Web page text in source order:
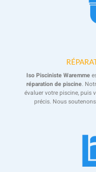
Iso Pisciniste Waremme
réparation de piscine.
évaluer votre piscine, puis
précis. Nous